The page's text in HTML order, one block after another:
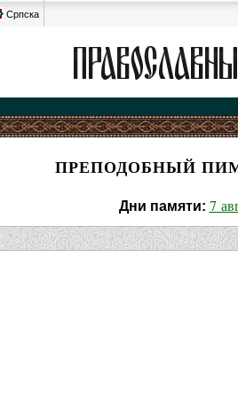
Српска
ПРЕПОДОБНЫЙ
Дни памяти: 7